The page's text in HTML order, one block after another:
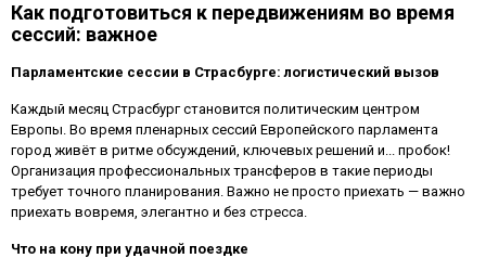
Как подготовиться к передвижениям во время
сессий: важное
Парламентские сессии в Страсбурге: логистический вызов
Каждый месяц Страсбург становится политическим центром
Европы. Во время пленарных сессий Европейского парламента
город живёт в ритме обсуждений, ключевых решений и... пробок!
Организация профессиональных трансферов в такие периоды
требует точного планирования. Важно не просто приехать — важно
приехать вовремя, элегантно и без стресса.
Что на кону при удачной поездке